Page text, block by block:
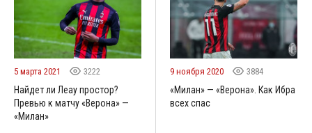
5 марта 2021 3222
Найдет ли Леау простор?
Превью к матчу «Верона» —
«Милан»
9 ноября 2020 3884
«Милан» — «Верона». Как Ибра
всех спас